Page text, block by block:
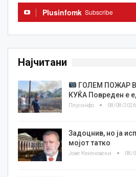
Plusinfomk Subscribe
Најчитани
ГОЛЕМ ПОЖАР
КУЌА Повреден е
Плусинфо 08/08/2026
Задоцнив, но ја
мојот татко
Јове Кекеновски 08/